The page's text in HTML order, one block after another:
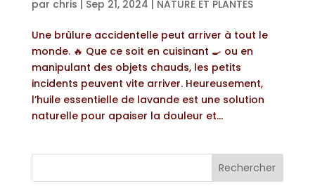
par chris | Sep 21, 2024 | NATURE ET PLANTES
Une brûlure accidentelle peut arriver à tout le
monde. 🔥 Que ce soit en cuisinant 🍳 ou en
manipulant des objets chauds, les petits
incidents peuvent vite arriver. Heureusement,
l’huile essentielle de lavande est une solution
naturelle pour apaiser la douleur et...
Rechercher